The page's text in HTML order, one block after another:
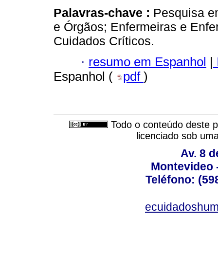
Palavras-chave : Pesquisa
e Órgãos; Enfermeiras e
Cuidados Críticos.
· resumo em Espanhol |
Espanhol (
pdf )
Todo o conteúdo deste
licenciado sob
Av. 8
Montevideo
Teléfono: